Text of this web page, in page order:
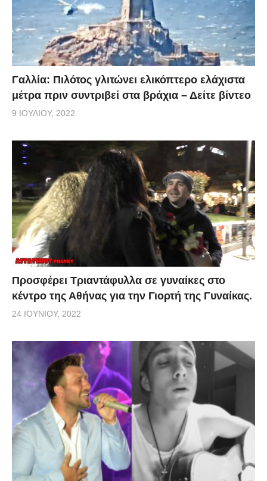
Γαλλία: Πιλότος γλιτώνει ελικόπτερο ελάχιστα
μέτρα πριν συντριβεί στα βράχια – Δείτε βίντεο
9 ΙΟΥΛΊΟΥ, 2022
Προσφέρει Τριαντάφυλλα σε γυναίκες στο
κέντρο της Αθήνας για την Γιορτή της Γυναίκας.
24 ΙΟΥΝΊΟΥ, 2022